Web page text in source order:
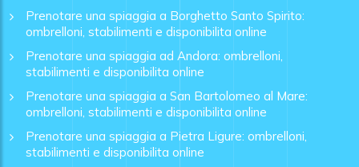
Prenotare una spiaggia a Borghetto Santo Spirito:
ombrelloni, stabilimenti e disponibilita online
Prenotare una spiaggia ad Andora: ombrelloni,
stabilimenti e disponibilita online
Prenotare una spiaggia a San Bartolomeo al Mare:
ombrelloni, stabilimenti e disponibilita online
Prenotare una spiaggia a Pietra Ligure: ombrelloni,
stabilimenti e disponibilita online